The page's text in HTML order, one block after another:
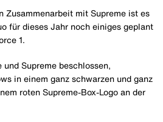
Zusammenarbeit mit Supreme ist es
für dieses Jahr noch einiges geplant
1.
und Supreme beschlossen,
in einem ganz schwarzen und ganz
roten Supreme-Box-Logo an der